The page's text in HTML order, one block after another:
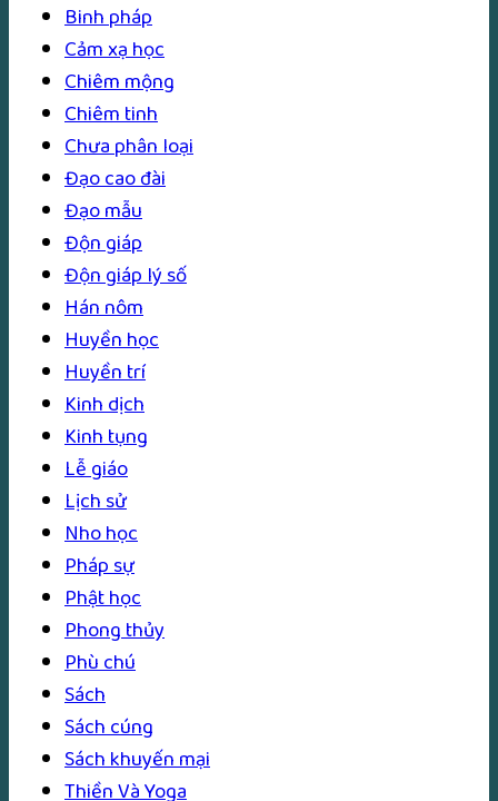
Binh pháp
Cảm xạ học
Chiêm mộng
Chiêm tinh
Chưa phân loại
Đạo cao đài
Đạo mẫu
Độn giáp
Độn giáp lý số
Hán nôm
Huyền học
Huyền trí
Kinh dịch
Kinh tụng
Lễ giáo
Lịch sử
Nho học
Pháp sự
Phật học
Phong thủy
Phù chú
Sách
Sách cúng
Sách khuyến mại
Thiền Và Yoga